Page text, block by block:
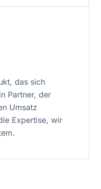
das sich
Partner, der
Umsatz
Expertise, wir